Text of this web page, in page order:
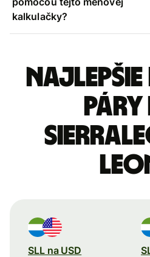
kalkulačky?
Najlepšie
páry
SLL na USD